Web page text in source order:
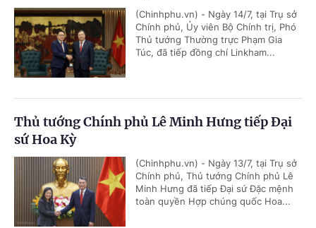
(Chinhphu.vn) - Ngày 14/7, tại Trụ sở
Chính phủ, Ủy viên Bộ Chính trị, Phó
Thủ tướng Thường trực Phạm Gia
Túc, đã tiếp đồng chí Linkham...
Thủ tướng Chính phủ Lê Minh Hưng tiếp Đại
sứ Hoa Kỳ
(Chinhphu.vn) - Ngày 13/7, tại Trụ sở
Chính phủ, Thủ tướng Chính phủ Lê
Minh Hưng đã tiếp Đại sứ Đặc mệnh
toàn quyền Hợp chúng quốc Hoa...